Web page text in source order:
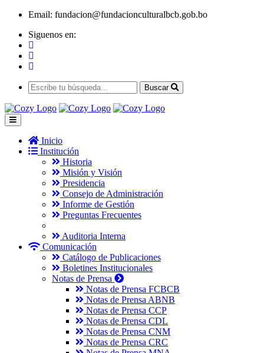
Email: fundacion@fundacionculturalbcb.gob.bo
Siguenos en:
Buscar
Inicio
Institución
Historia
Misión y Visión
Presidencia
Consejo de Administración
Informe de Gestión
Preguntas Frecuentes
Auditoria Interna
Comunicación
Catálogo de Publicaciones
Boletines Institucionales
Notas de Prensa
Notas de Prensa FCBCB
Notas de Prensa ABNB
Notas de Prensa CCP
Notas de Prensa CDL
Notas de Prensa CNM
Notas de Prensa CRC